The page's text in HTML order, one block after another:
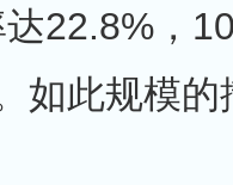
22.8%，
如此规模